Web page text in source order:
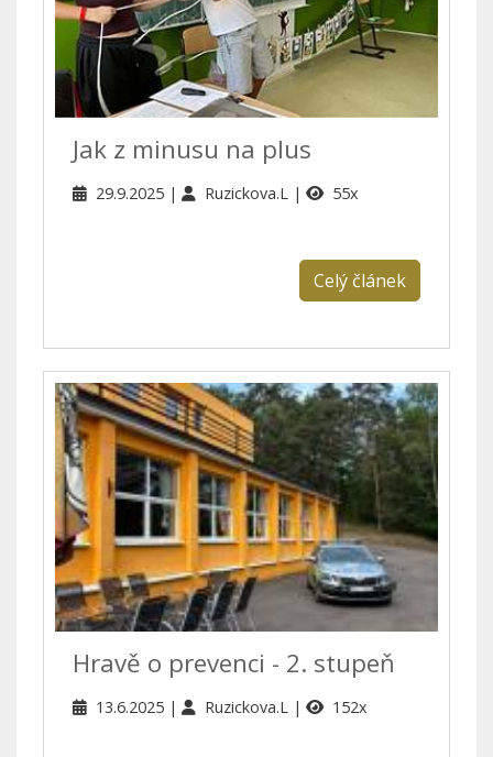
Jak z minusu na plus
29.9.2025 Ruzickova.L 55x
Celý článek
Hravě o prevenci - 2. stupeň
13.6.2025 Ruzickova.L 152x